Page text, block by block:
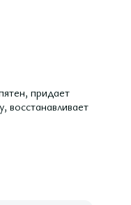
придает
восстанавливает